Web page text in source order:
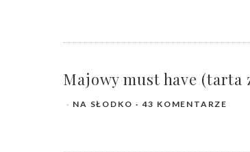
Majowy must have
NA SŁODKO 43 KOMENTARZE